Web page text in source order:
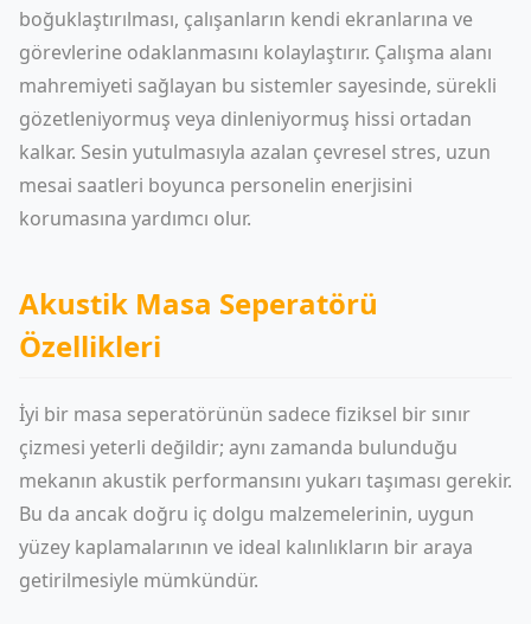
boğuklaştırılması, çalışanların kendi ekranlarına ve
görevlerine odaklanmasını kolaylaştırır. Çalışma alanı
mahremiyeti sağlayan bu sistemler sayesinde, sürekli
gözetleniyormuş veya dinleniyormuş hissi ortadan
kalkar. Sesin yutulmasıyla azalan çevresel stres, uzun
mesai saatleri boyunca personelin enerjisini
korumasına yardımcı olur.
Akustik Masa Seperatörü
Özellikleri
İyi bir masa seperatörünün sadece fiziksel bir sınır
çizmesi yeterli değildir; aynı zamanda bulunduğu
mekanın akustik performansını yukarı taşıması gerekir.
Bu da ancak doğru iç dolgu malzemelerinin, uygun
yüzey kaplamalarının ve ideal kalınlıkların bir araya
getirilmesiyle mümkündür.